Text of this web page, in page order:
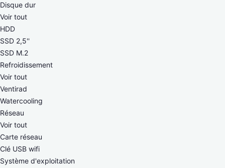
Disque dur
Voir tout
HDD
SSD 2,5''
SSD M.2
Refroidissement
Voir tout
Ventirad
Watercooling
Réseau
Voir tout
Carte réseau
Clé USB wifi
Système d'exploitation